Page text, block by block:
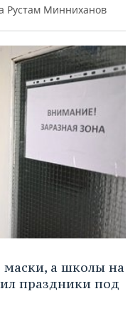
Рустам Минниханов
маски, а школы на
праздники под